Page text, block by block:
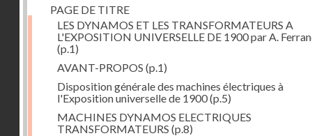
PAGE DE TITRE
LES DYNAMOS ET LES TRANSFORMATEURS A
L'EXPOSITION UNIVERSELLE DE 1900 par A.
(p.1)
AVANT-PROPOS (p.1)
Disposition générale des machines électriques à
l'Exposition universelle de 1900(p.5)
MACHINES DYNAMOS ELECTRIQUES
TRANSFORMATEURS (p.8)